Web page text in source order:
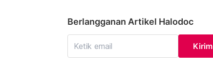
Berlangganan Artikel Halodoc
Kirim